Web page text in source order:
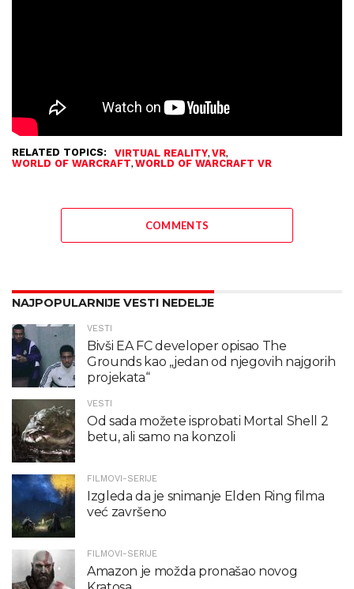
RELATED TOPICS: VIRTUAL REALITY, VR,
WORLD OF WARCRAFT, WORLD OF WARCRAFT VR
COMMENTS
NAJPOPULARNIJE VESTI NEDELJE
VESTI
Bivši EA FC developer opisao The
Grounds kao „jedan od njegovih najgorih
projekata“
VESTI
Od sada možete isprobati Mortal Shell 2
betu, ali samo na konzoli
FILMOVI-SERIJE
Izgleda da je snimanje Elden Ring filma
već završeno
FILMOVI-SERIJE
Amazon je možda pronašao novog